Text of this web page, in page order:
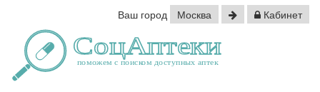
Ваш город Москва Кабинет